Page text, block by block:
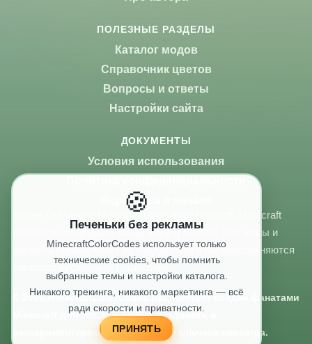
ПОЛЕЗНЫЕ РАЗДЕЛЫ
Каталог модов
Справочник цветов
Вопросы и ответы
Настройки сайта
ДОКУМЕНТЫ
Условия использования
Вернуться в начало
Мы не связаны с Mojang Studios или Microsoft. Minecraft
является товарным знаком Mojang Studios. Все моды и
ресурсы принадлежат их создателям и распространяются
согласно публичным лицензиям.
© 2026 MinecraftColorCodes.net. Контент создан фанатами
Minecraft для тех, кто любит создавать и
экспериментировать. Реклама отключена навсегда.
🍪
Печеньки без рекламы
MinecraftColorCodes использует только
технические cookies, чтобы помнить
выбранные темы и настройки каталога.
Никакого трекинга, никакого маркетинга — всё
ради скорости и приватности.
ПРИНЯТЬ